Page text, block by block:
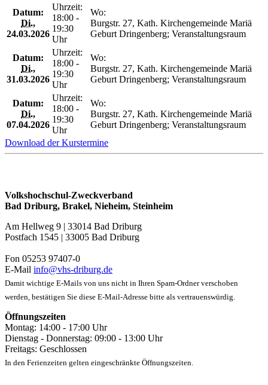
Datum:
Di.,
24.03.2026
Uhrzeit:
18:00 -
19:30
Uhr
Wo:
Burgstr. 27, Kath. Kirchengemeinde Mariä
Geburt Dringenberg; Veranstaltungsraum
Datum:
Di.,
31.03.2026
Uhrzeit:
18:00 -
19:30
Uhr
Wo:
Burgstr. 27, Kath. Kirchengemeinde Mariä
Geburt Dringenberg; Veranstaltungsraum
Datum:
Di.,
07.04.2026
Uhrzeit:
18:00 -
19:30
Uhr
Wo:
Burgstr. 27, Kath. Kirchengemeinde Mariä
Geburt Dringenberg; Veranstaltungsraum
Download der Kurstermine
Volkshochschul-Zweckverband
Bad Driburg, Brakel, Nieheim, Steinheim
Am Hellweg 9 | 33014 Bad Driburg
Postfach 1545 | 33005 Bad Driburg
Fon 05253 97407-0
E-Mail info@vhs-driburg.de
Damit wichtige E-Mails von uns nicht in Ihren Spam-Ordner verschoben
werden, bestätigen Sie diese E-Mail-Adresse bitte als vertrauenswürdig.
Öffnungszeiten
Montag: 14:00 - 17:00 Uhr
Dienstag - Donnerstag: 09:00 - 13:00 Uhr
Freitags: Geschlossen
In den Ferienzeiten gelten eingeschränkte Öffnungszeiten.